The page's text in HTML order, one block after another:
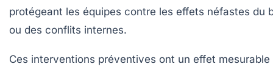
protégeant les équipes contre les effets néfastes du
ou des conflits internes.
Ces interventions préventives ont un effet mesurable